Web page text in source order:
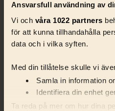
Ansvarsfull användning av
Vi och våra 1022 partners
för att kunna tillhandahålla
data och i vilka syften.
Med din tillåtelse skulle vi
Samla in information
Identifiera din enhet
Ta reda på mer om hur dina